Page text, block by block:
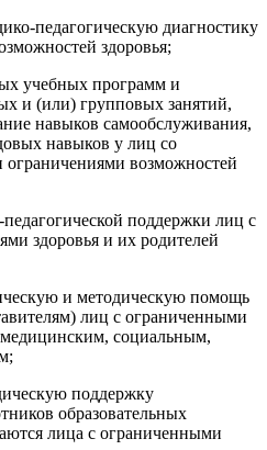
педагогическую диагностику
здоровья;
учебных программ и
и (или) групповых занятий,
навыков самообслуживания,
навыков у лиц со
возможностей
поддержки лиц с
здоровья и их родителей
и методическую помощь
лиц с ограниченными
социальным,
поддержку
образовательных
лица с ограниченными